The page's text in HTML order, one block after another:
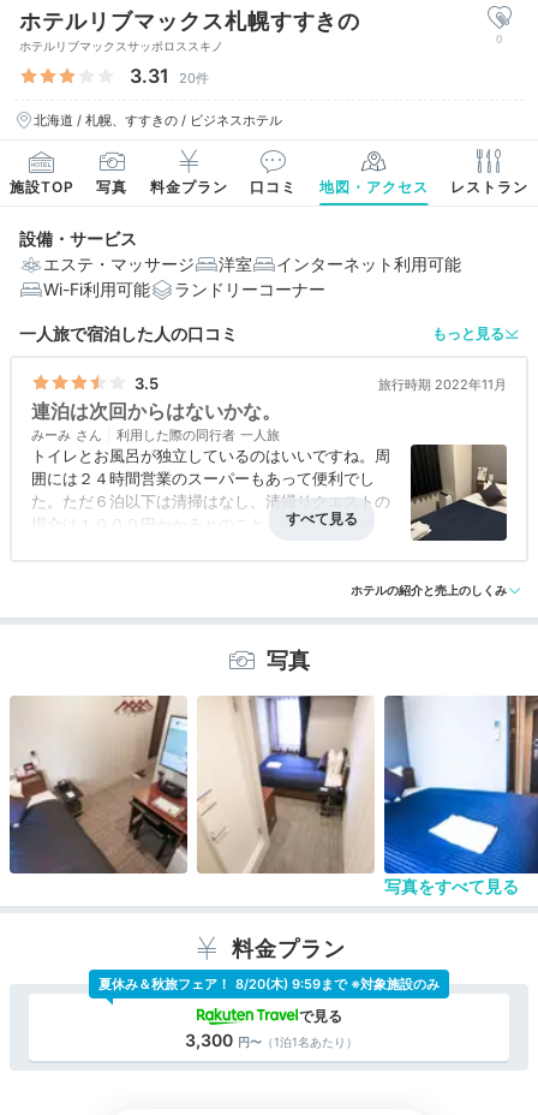
ホテルリブマックス札幌すすきの
ホテルリブマックスサッポロススキノ
3.31 20件
北海道 / 札幌、すすきの / ビジネスホテル
0
施設TOP 写真 料金プラン 口コミ 地図・アクセス レストラン
設備・サービス
エステ・マッサージ
洋室
インターネット利用可能
Wi-Fi利用可能
ランドリーコーナー
一人旅で宿泊した人の口コミ もっと見る
3.5 旅行時期 2022年11月
連泊は次回からはないかな。
みーみ 利用した際の同行者 一人旅
トイレとお風呂が独立しているのはいいですね。周
囲には２４時間営業のスーパーもあって便利でし
た。ただ６泊以下は清掃はなし、清掃リクエストの
場合は１０００円かかるとのこと。最近は連泊する
ルも増えてきましたが、さすがに６泊まで清掃しな
いというのは、ホテルの仕事を放棄しているように
アクセス 3.5 コスパ 3.5 客室 4.0 接客対応 3.5 風呂 4.0
ホテルの紹介と売上のしくみ
写真
写真をすべて見る
料金プラン
3,300 （1泊1名あたり）
夏休み＆秋旅フェア！ 8/20(木) 9:59まで ※対象施設のみ